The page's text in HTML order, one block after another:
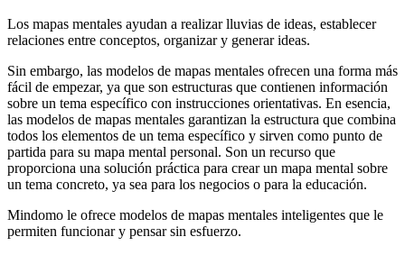
Los mapas mentales ayudan a realizar lluvias de ideas, establecer
relaciones entre conceptos, organizar y generar ideas.
Sin embargo, las modelos de mapas mentales ofrecen una forma más
fácil de empezar, ya que son estructuras que contienen información
sobre un tema específico con instrucciones orientativas. En esencia,
las modelos de mapas mentales garantizan la estructura que combina
todos los elementos de un tema específico y sirven como punto de
partida para su mapa mental personal. Son un recurso que
proporciona una solución práctica para crear un mapa mental sobre
un tema concreto, ya sea para los negocios o para la educación.
Mindomo le ofrece modelos de mapas mentales inteligentes que le
permiten funcionar y pensar sin esfuerzo.